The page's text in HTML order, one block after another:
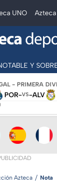
UNO
Y
- PRIMERA
POR-VS-ALV
Azteca Nota